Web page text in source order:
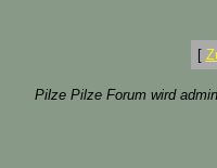
[
Pilze Pilze Forum wird